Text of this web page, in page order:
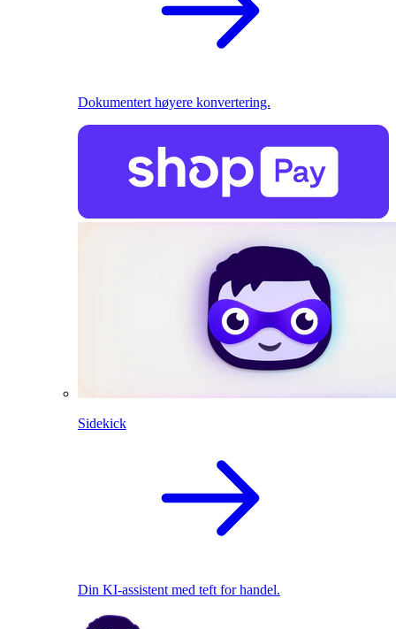
Dokumentert høyere konvertering.
Sidekick
Din KI-assistent med teft for handel.